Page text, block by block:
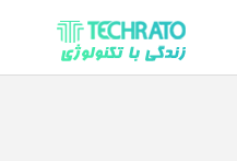
تکراتو – زندگی با تکنولوژی